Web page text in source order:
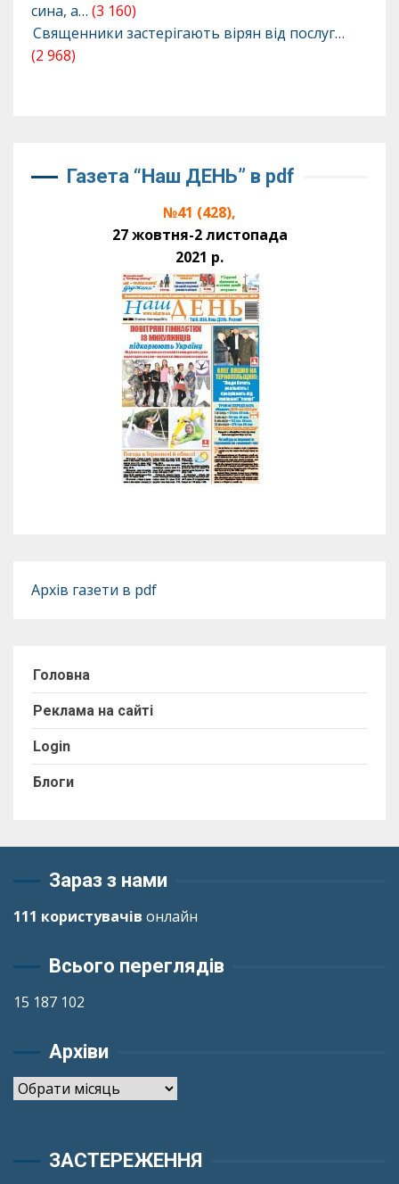
сина, а… (3 160)
Священники застерігають вірян від послуг…
(2 968)
Газета “Наш ДЕНЬ” в pdf
№41 (428),
27 жовтня-2 листопада
2021 р.
Архів газети в pdf
Головна
Реклама на сайті
Login
Блоги
Зараз з нами
111 користувачів онлайн
Всього переглядів
15 187 102
Архіви
Архіви
ЗАСТЕРЕЖЕННЯ